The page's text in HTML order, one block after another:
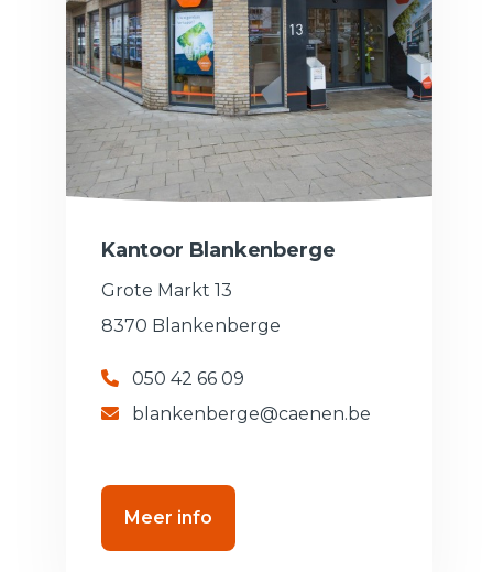
Kantoor Blankenberge
Grote Markt 13
8370 Blankenberge
050 42 66 09
blankenberge@caenen.be
Meer info